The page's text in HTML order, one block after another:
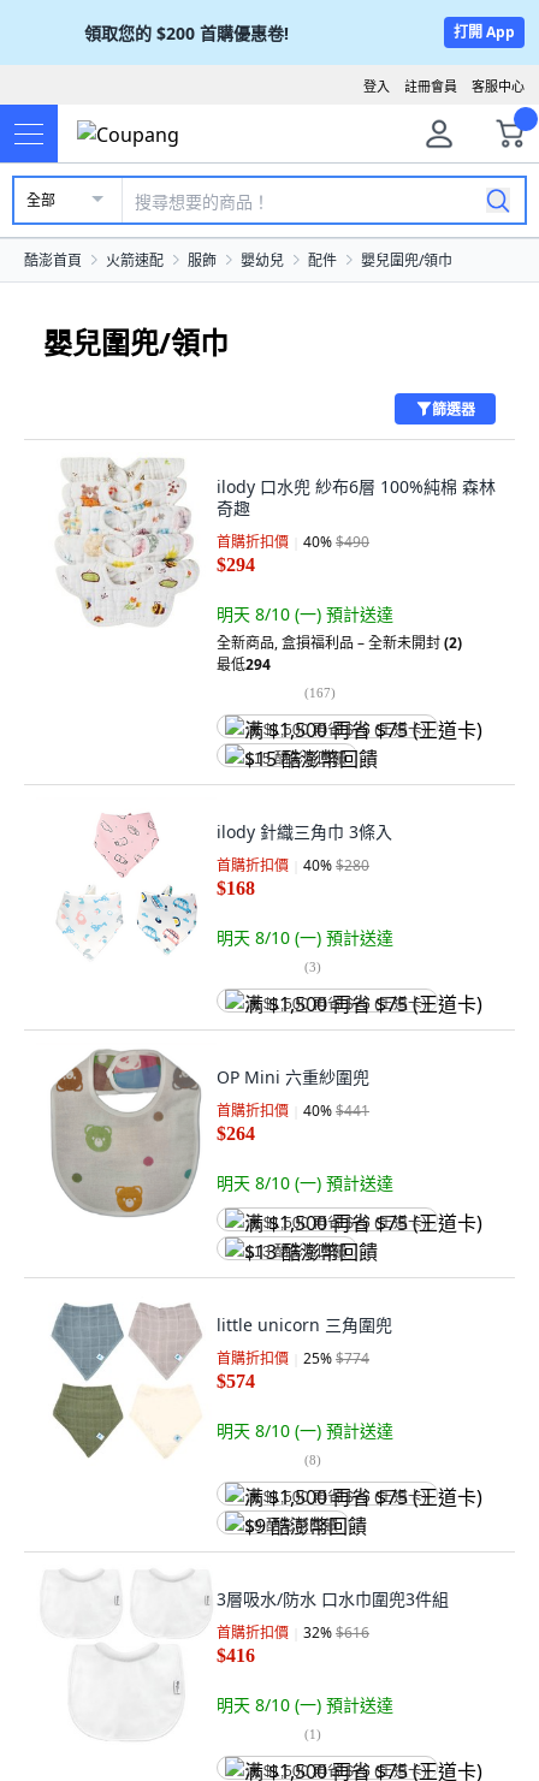
領取您的 $200 首購優惠卷! 打開 App
客服中心
註冊會員
登入
全部
酷澎首頁 火箭速配 服飾 嬰幼兒 配件 嬰兒圍兜/領巾
嬰兒圍兜/領巾
篩選器
ilody 口水兜 紗布6層 100%純棉 森林
奇趣
首購折扣價 40%$490
$294
明天 8/10 (一) 預計送達
全新商品,盒損福利品 – 全新未開封(2)
最低294
(167)
满 $1,500 再省 $75 (王道卡)
$15 酷澎幣回饋
ilody 針織三角巾 3條入
首購折扣價 40%$280
$168
明天 8/10 (一) 預計送達
(3)
满 $1,500 再省 $75 (王道卡)
OP Mini 六重紗圍兜
首購折扣價 40%$441
$264
明天 8/10 (一) 預計送達
满 $1,500 再省 $75 (王道卡)
$13 酷澎幣回饋
little unicorn 三角圍兜
首購折扣價 25%$774
$574
明天 8/10 (一) 預計送達
(8)
满 $1,500 再省 $75 (王道卡)
$9 酷澎幣回饋
3層吸水/防水 口水巾圍兜3件組
首購折扣價 32%$616
$416
明天 8/10 (一) 預計送達
(1)
满 $1,500 再省 $75 (王道卡)